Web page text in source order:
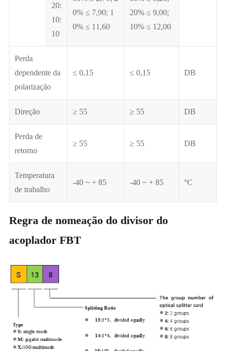
20:
10:
10
0% ≤ 7,90; 1
0% ≤ 11,60
20% ≤ 9,00;
10% ≤ 12,00
Perda
dependente da
polarização
≤ 0,15 ≤ 0,15 DB
Direção ≥ 55 ≥ 55 DB
Perda de
retorno
≥ 55 ≥ 55 DB
Temperatura
de trabalho
-40 ~ + 85 -40 ~ + 85 °C
Regra de nomeação do divisor do
acoplador FBT